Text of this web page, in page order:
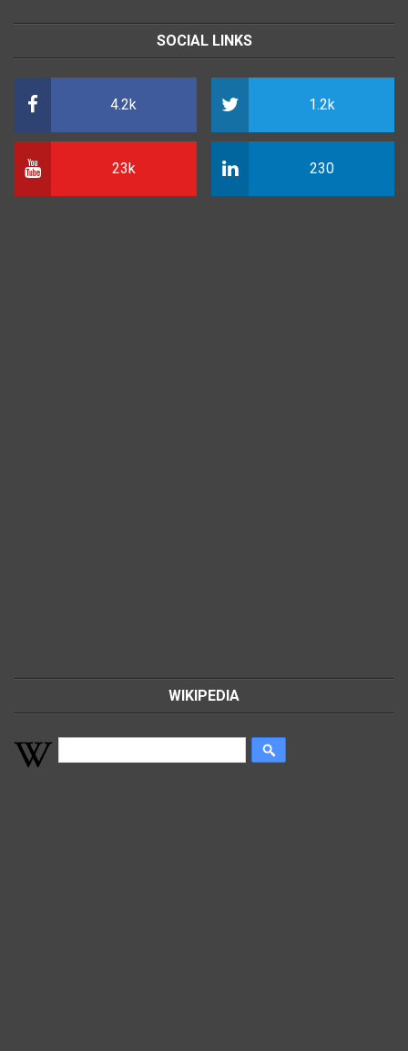
SOCIAL LINKS
4.2k 1.2k
23k 230
WIKIPEDIA